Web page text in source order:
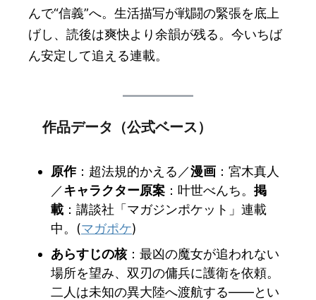
んで“信義”へ。生活描写が戦闘の緊張を底上
げし、読後は爽快より余韻が残る。今いちば
ん安定して追える連載。
作品データ（公式ベース）
原作：超法規的かえる／漫画 ：宮木真人
／キャラクター原案 ：叶世べんち。 掲
載 ：講談社「マガジンポケット」連載
中。(マガポケ)
あらすじの核：最凶の魔女が追われない
場所を望み、双刃の傭兵に護衛を依頼。
二人は未知の異大陸へ渡航する――とい